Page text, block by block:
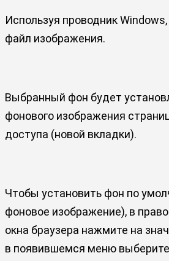
Используя проводник
файл изображения.
Выбранный фон будет
фонового изображения
доступа (новой вкладки).
Чтобы установить фон по
фоновое изображение), в
окна браузера нажмите на
в появившемся меню